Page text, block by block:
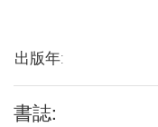
出版年:
書誌: